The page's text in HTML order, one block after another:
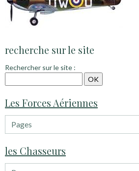
recherche sur le site
Rechercher sur le site :
Les Forces Aériennes
les Chasseurs